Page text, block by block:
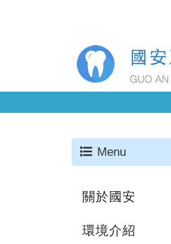
Menu
關於國安
環境介紹